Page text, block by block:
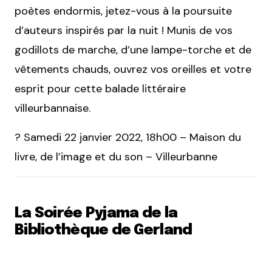
poètes endormis, jetez-vous à la poursuite
d’auteurs inspirés par la nuit ! Munis de vos
godillots de marche, d’une lampe-torche et de
vêtements chauds, ouvrez vos oreilles et votre
esprit pour cette balade littéraire
villeurbannaise.
? Samedi 22 janvier 2022, 18h00 – Maison du
livre, de l’image et du son – Villeurbanne
La Soirée Pyjama de la
Bibliothèque de Gerland